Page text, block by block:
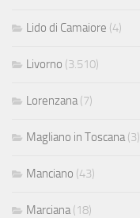
Lido di Camaiore (4)
Livorno (3.510)
Lorenzana (7)
Magliano in Toscana (3)
Manciano (43)
Marciana (18)